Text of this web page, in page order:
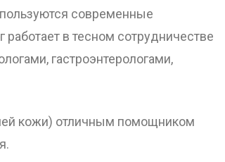
современные
в тесном сотрудничестве
гастроэнтерологами,
кожи) отличным помощником